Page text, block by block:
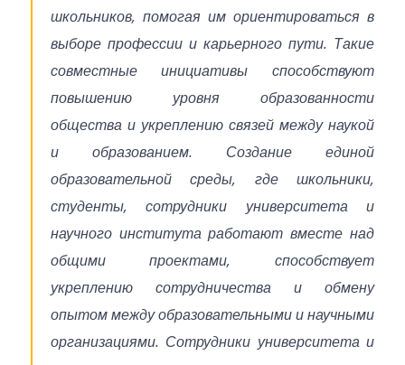
школьников, помогая им ориентироваться в
выборе профессии и карьерного пути. Такие
совместные инициативы способствуют
повышению уровня образованности
общества и укреплению связей между наукой
и образованием. Создание единой
образовательной среды, где школьники,
студенты, сотрудники университета и
научного института работают вместе над
общими проектами, способствует
укреплению сотрудничества и обмену
опытом между образовательными и научными
организациями. Сотрудники университета и